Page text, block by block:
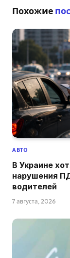
Похожие
АВТО
В Украине
нарушения
водителей
7 августа, 2026